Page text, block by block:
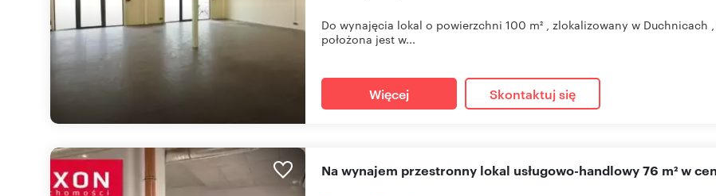
Do wynajęcia lokal o powierzchni 100 m² , zlokalizowany w
położona jest w...
Więcej Skontaktuj się
Na wynajem przestronny lokal usługowo-handlowy 76 m² w